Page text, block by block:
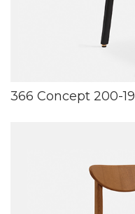
366 Concept 200-